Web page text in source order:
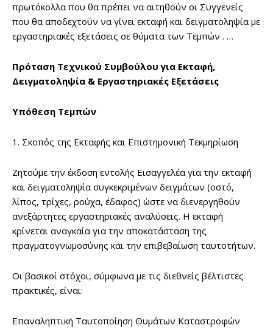
πρωτόκολλα που θα πρέπει να αιτηθούν οι Συγγενείς
που θα αποδεχτούν να γίνει εκταφή και δειγματοληψία με
εργαστηριακές εξετάσεις σε θύματα των Τεμπών . …
Πρόταση Τεχνικού Συμβούλου για Εκταφή,
Δειγματοληψία & Εργαστηριακές Εξετάσεις
Υπόθεση Τεμπών
1. Σκοπός της Εκταφής και Επιστημονική Τεκμηρίωση
Ζητούμε την έκδοση εντολής Εισαγγελέα για την εκταφή
και δειγματοληψία συγκεκριμένων δειγμάτων (οστό,
λίπος, τρίχες, ρούχα, έδαφος) ώστε να διενεργηθούν
ανεξάρτητες εργαστηριακές αναλύσεις. Η εκταφή
κρίνεται αναγκαία για την αποκατάσταση της
πραγματογνωμοσύνης και την επιβεβαίωση ταυτοτήτων.
Οι βασικοί στόχοι, σύμφωνα με τις διεθνείς βέλτιστες
πρακτικές, είναι:
Επαναληπτική Ταυτοποίηση Θυμάτων Καταστροφών